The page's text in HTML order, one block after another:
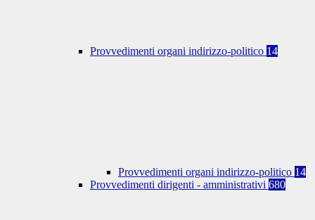
Provvedimenti organi indirizzo-politico 14
Provvedimenti organi indirizzo-politico 14
Provvedimenti dirigenti - amministrativi 680